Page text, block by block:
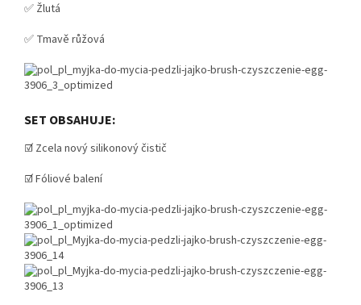
✅ Žlutá
✅ Tmavě růžová
SET OBSAHUJE:
☑️ Zcela nový silikonový čistič
☑️ Fóliové balení